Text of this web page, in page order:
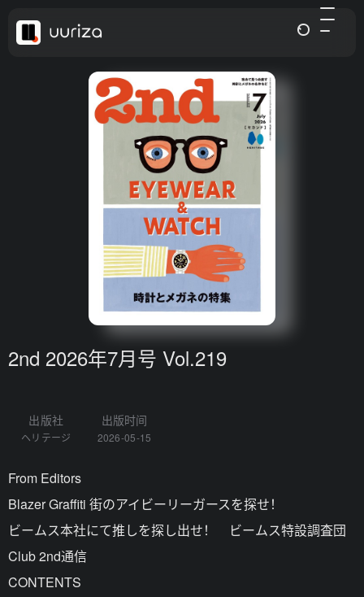
2nd 2026年7月号 Vol.219
出版社
ヘリテージ
出版时间
2026-05-15
From Editors
Blazer Graffiti 街のアイビーリーガースを探せ！
ビームス本社にて推しを探し出せ！ ビームス特設調査団
Club 2nd通信
CONTENTS